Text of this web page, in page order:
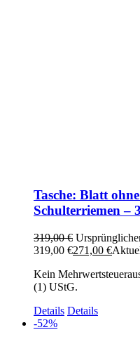
Tasche: Blatt
Schulterriemen –
319,00€
319,00 €271,00 €
Kein
(1) UStG.
Details Details
-52%